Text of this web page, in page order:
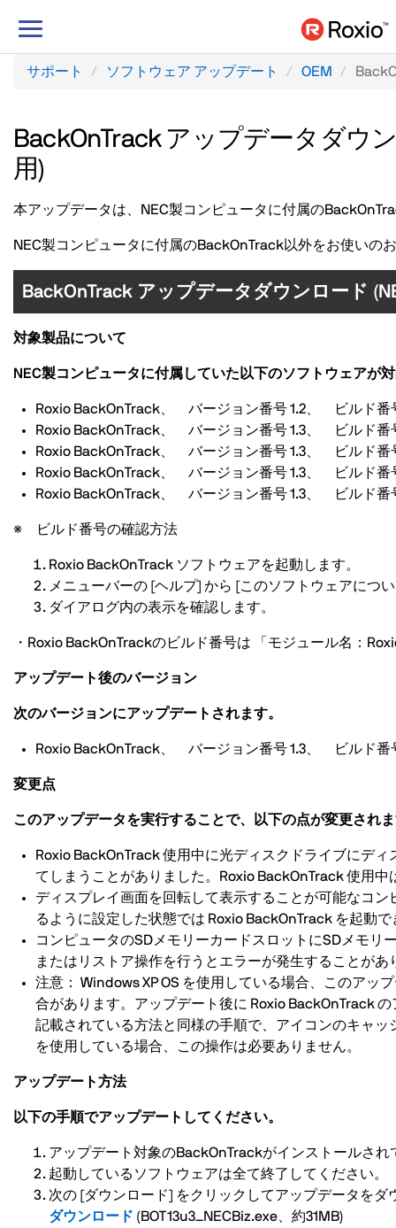
ナ
ゲ
ョ
の
り
替
サポート ソフトウェア アップデート OEM
BackOnTrack アップデータダウ
用)
本アップデータは、NEC製コンピュータに付属の
NEC製コンピュータに付属のBackOnTrack以外をお使いの
BackOnTrack アップデータダウンロード
対象製品について
NEC製コンピュータに付属していた以下のソフトウェアが
Roxio BackOnTrack、 バージョン番号 1.2、 ビルド番
Roxio BackOnTrack、 バージョン番号 1.3、 ビルド番
Roxio BackOnTrack、 バージョン番号 1.3、 ビルド番
Roxio BackOnTrack、 バージョン番号 1.3、 ビルド番
Roxio BackOnTrack、 バージョン番号 1.3、 ビルド番
※ ビルド番号の確認方法
Roxio BackOnTrack ソフトウェアを起動します。
メニューバーの [ヘルプ] から [このソフトウェアにつ
ダイアログ内の表示を確認します。
・Roxio BackOnTrackのビルド番号は 「モジュール名：
アップデート後のバージョン
次のバージョンにアップデートされます。
Roxio BackOnTrack、 バージョン番号 1.3、 ビルド番
変更点
このアップデータを実行することで、以下の点が変更され
Roxio BackOnTrack 使用中に光ディスクドライブにデ
てしまうことがありました。Roxio BackOnTrack 使用
ディスプレイ画面を回転して表示することが可能なコ
るように設定した状態では Roxio BackOnTrack を起動
コンピュータのSDメモリーカードスロットにSDメモリ
またはリストア操作を行うとエラーが発生することが
注意： Windows XP OS を使用している場合、このアッ
合があります。アップデート後に Roxio BackOnTrack
記載されている方法と同様の手順で、アイコンのキャ
を使用している場合、この操作は必要ありません。
アップデート方法
以下の手順でアップデートしてください。
アップデート対象のBackOnTrackがインストールさ
起動しているソフトウェアは全て終了してください。
次の [ダウンロード] をクリックしてアップデータを
ダウンロード (BOT13u3_NECBiz.exe、約31MB)